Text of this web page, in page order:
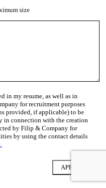
size
in my resume, as well as in
for recruitment purposes
provided, if applicable) to be
in connection with the creation
by Filip & Company for
by using the contact details